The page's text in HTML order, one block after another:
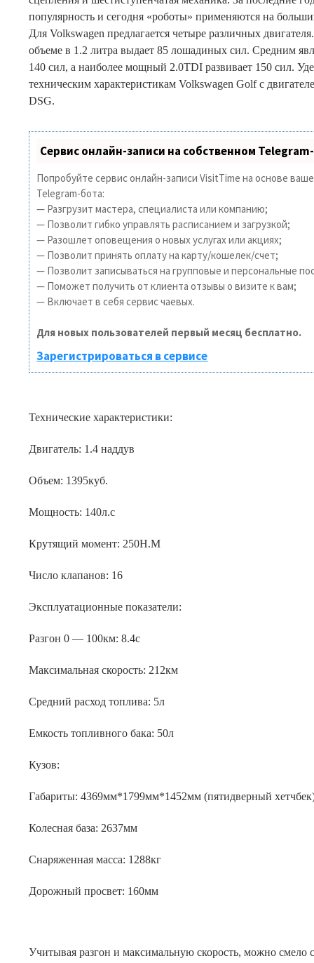
популярность и сегодня «роботы» применяются на
Для Volkswagen предлагается четыре различных
объеме в 1.2 литра выдает 85 лошадиных сил. Средним
140 сил, а наиболее мощный 2.0TDI развивает 150 сил.
техническим характеристикам Volkswagen Golf с
DSG.
Сервис онлайн-записи на собственном
Попробуйте сервис онлайн-записи VisitTime на основе
Telegram-бота:
— Разгрузит мастера, специалиста или компанию;
— Позволит гибко управлять расписанием и загрузкой;
— Разошлет оповещения о новых услугах или акциях;
— Позволит принять оплату на карту/кошелек/счет;
— Позволит записываться на групповые и персональные
— Поможет получить от клиента отзывы о визите к вам;
— Включает в себя сервис чаевых.
Для новых пользователей первый месяц бесплатно.
Зарегистрироваться в сервисе
Технические характеристики:
Двигатель: 1.4 наддув
Объем: 1395куб.
Мощность: 140л.с
Крутящий момент: 250Н.М
Число клапанов: 16
Эксплуатационные показатели:
Разгон 0 — 100км: 8.4с
Максимальная скорость: 212км
Средний расход топлива: 5л
Емкость топливного бака: 50л
Кузов:
Габариты: 4369мм*1799мм*1452мм (пятидверный
Колесная база: 2637мм
Снаряженная масса: 1288кг
Дорожный просвет: 160мм
Учитывая разгон и максимальную скорость, можно смело